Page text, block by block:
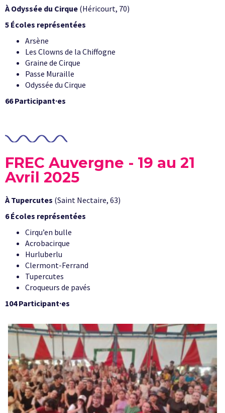
À Odyssée du Cirque (Héricourt, 70)
5 Écoles représentées
Arsène
Les Clowns de la Chiffogne
Graine de Cirque
Passe Muraille
Odyssée du Cirque
66 Participant·es
FREC Auvergne - 19 au 21
Avril 2025
À Tupercutes (Saint Nectaire, 63)
6 Écoles représentées
Cirqu’en bulle
Acrobacirque
Hurluberlu
Clermont-Ferrand
Tupercutes
Croqueurs de pavés
104 Participant·es